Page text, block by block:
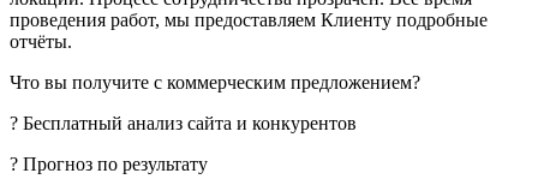
проведения работ, мы предоставляем Клиенту подробные
отчёты.
Что вы получите с коммерческим предложением?
? Бесплатный анализ сайта и конкурентов
? Прогноз по результату